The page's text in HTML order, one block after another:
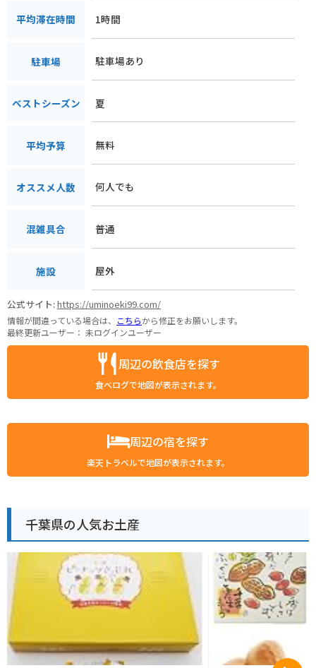
平均滞在時間 1時間
駐車場 駐車場あり
ベストシーズン 夏
平均予算 無料
オススメ人数 何人でも
混雑具合 普通
施設 屋外
公式サイト:https://uminoeki99.com/
情報が間違っている場合は、 こちらから修正をお願いします。
最終更新ユーザー： 未ログインユーザー
周辺の飲食店を探す
食べログで地図が表示されます。
周辺の宿を探す
楽天トラベルで地図が表示されます。
千葉県の人気お土産